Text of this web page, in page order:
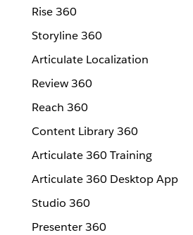
Rise 360
Storyline 360
Articulate Localization
Review 360
Reach 360
Content Library 360
Articulate 360 Training
Articulate 360 Desktop App
Studio 360
Presenter 360